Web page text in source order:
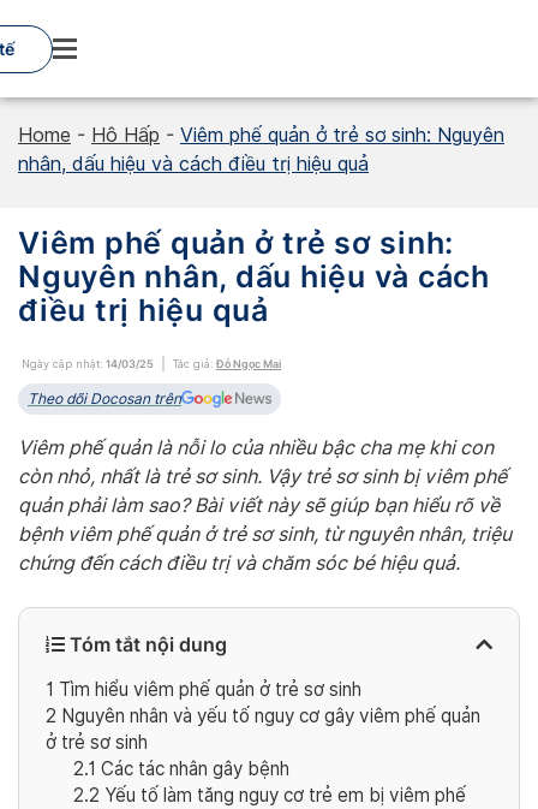
to
content
Home - Hô Hấp - Viêm phế quản ở trẻ sơ sinh: Nguyên
nhân, dấu hiệu và cách điều trị hiệu quả
Viêm phế quản ở trẻ sơ sinh:
Nguyên nhân, dấu hiệu và cách
điều trị hiệu quả
Ngày cập nhật: 14/03/25 Tác giả: Đỗ Ngọc Mai
Theo dõi Docosan trên
Viêm phế quản là nỗi lo của nhiều bậc cha mẹ khi con
còn nhỏ, nhất là trẻ sơ sinh. Vậy trẻ sơ sinh bị viêm phế
quản phải làm sao? Bài viết này sẽ giúp bạn hiểu rõ về
bệnh viêm phế quản ở trẻ sơ sinh, từ nguyên nhân, triệu
chứng đến cách điều trị và chăm sóc bé hiệu quả.
Tóm tắt nội dung
1 Tìm hiểu viêm phế quản ở trẻ sơ sinh
2 Nguyên nhân và yếu tố nguy cơ gây viêm phế quản
ở trẻ sơ sinh
2.1 Các tác nhân gây bệnh
2.2 Yếu tố làm tăng nguy cơ trẻ em bị viêm phế